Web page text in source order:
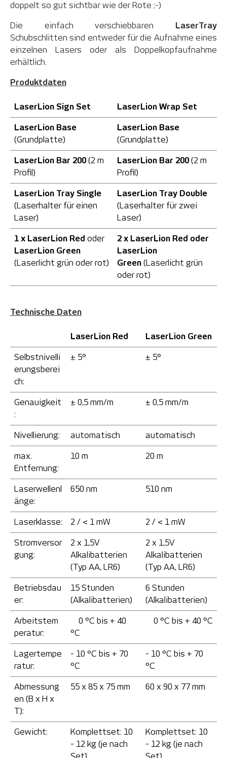
doppelt so gut sichtbar wie der Rote ;-)
Die einfach verschiebbaren LaserTray
Schubschlitten sind entweder für die Aufnahme eines
einzelnen Lasers oder als Doppelkopfaufnahme
erhältlich.
Produktdaten
LaserLion Sign Set LaserLion Wrap Set
LaserLion Base
(Grundplatte)
LaserLion Base
(Grundplatte)
LaserLion Bar 200 (2 m
Profil)
LaserLion Bar 200 (2 m
Profil)
LaserLion Tray Single
(Laserhalter für einen
Laser)
LaserLion Tray Double
(Laserhalter für zwei
Laser)
1 x LaserLion Red oder
LaserLion Green
(Laserlicht grün oder rot)
2 x LaserLion Red oder
LaserLion
Green (Laserlicht grün
oder rot)
Technische Daten
LaserLion Red LaserLion Green
Selbstnivelli
erungsberei
ch:
± 5° ± 5°
Genauigkeit
:
± 0,5 mm/m ± 0,5 mm/m
Nivellierung: automatisch automatisch
max.
Entfernung:
10 m 20 m
Laserwellenl
änge:
650 nm 510 nm
Laserklasse: 2 / < 1 mW 2 / < 1 mW
Stromversor
gung:
2 x 1,5V
Alkalibatterien
(Typ AA, LR6)
2 x 1,5V
Alkalibatterien
(Typ AA, LR6)
Betriebsdau
er:
15 Stunden
(Alkalibatterien)
6 Stunden
(Alkalibatterien)
Arbeitstem
peratur:
0 °C bis + 40
°C
0 °C bis + 40 °C
Lagertempe
ratur:
- 10 °C bis + 70
°C
- 10 °C bis + 70
°C
Abmessung
en (B x H x
T):
55 x 85 x 75 mm 60 x 90 x 77 mm
Gewicht:
Komplettset: 10
- 12 kg (je nach
Komplettset: 10
- 12 kg (je nach